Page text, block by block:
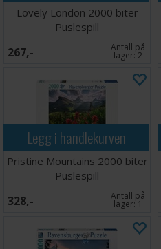
Lovely London 2000 biter
Puslespill
267,- Antall på
lager:2
Legg i handlekurven
Pristine Mountains 2000 biter
Puslespill
328,- Antall på
lager:1